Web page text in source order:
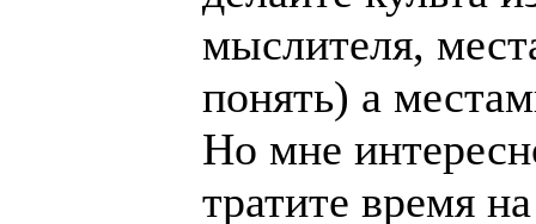
мыслителя,
понять) а
Но мне
тратите время